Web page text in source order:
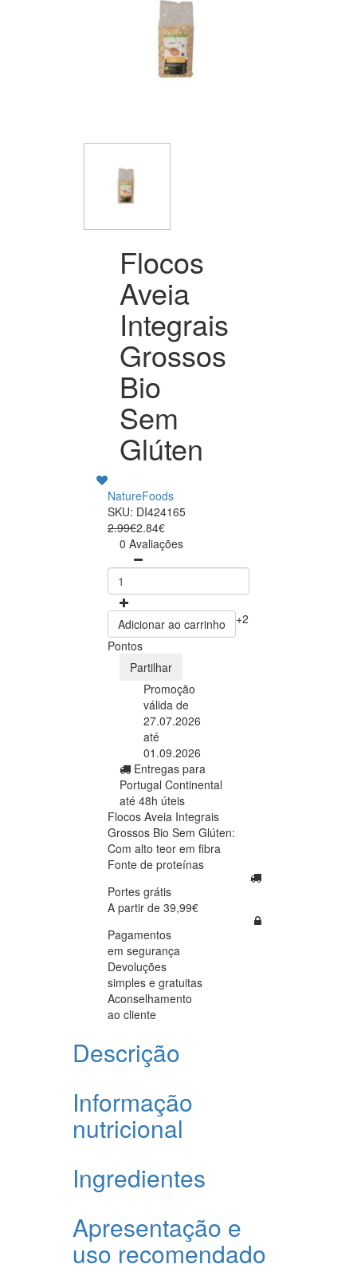
Flocos
Aveia
Integrais
Grossos
Bio
Sem
Glúten
NatureFoods
SKU: DI424165
2.99€2.84€
0 Avaliações
Adicionar ao carrinho
+2
Pontos
Partilhar
Promoção
válida de
27.07.2026
até
01.09.2026
Entregas para
Portugal Continental
até 48h úteis
Flocos Aveia Integrais
Grossos Bio Sem Glúten:
Com alto teor em fibra
Fonte de proteínas
Portes grátis
A partir de 39,99€
Pagamentos
em segurança
Devoluções
simples e gratuitas
Aconselhamento
ao cliente
Descrição
Informação
nutricional
Ingredientes
Apresentação e
uso recomendado